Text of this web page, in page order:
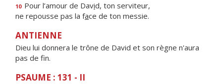
10 Pour l’amour de David, ton serviteur,
ne repousse pas la face de ton messie.
ANTIENNE
Dieu lui donnera le trône de David et son règne n'aura
pas de fin.
PSAUME : 131 - II